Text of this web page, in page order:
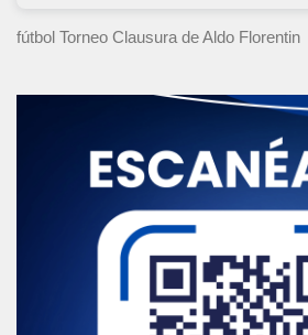
fútbol Torneo Clausura de Aldo Florentin